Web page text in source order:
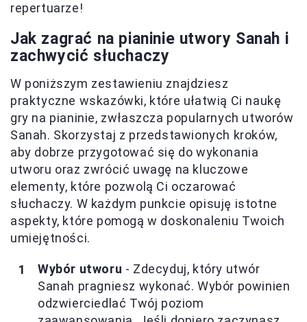
repertuarze!
Jak zagrać na pianinie utwory Sanah i
zachwycić słuchaczy
W poniższym zestawieniu znajdziesz
praktyczne wskazówki, które ułatwią Ci naukę
gry na pianinie, zwłaszcza popularnych utworów
Sanah. Skorzystaj z przedstawionych kroków,
aby dobrze przygotować się do wykonania
utworu oraz zwrócić uwagę na kluczowe
elementy, które pozwolą Ci oczarować
słuchaczy. W każdym punkcie opisuję istotne
aspekty, które pomogą w doskonaleniu Twoich
umiejętności.
Wybór utworu - Zdecyduj, który utwór
Sanah pragniesz wykonać. Wybór powinien
odzwierciedlać Twój poziom